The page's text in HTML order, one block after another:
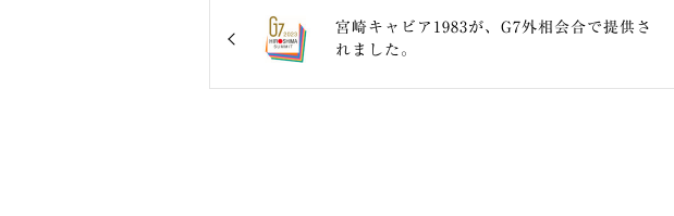
宮崎キャビア1983が、G7外相会合で提供さ
れました。